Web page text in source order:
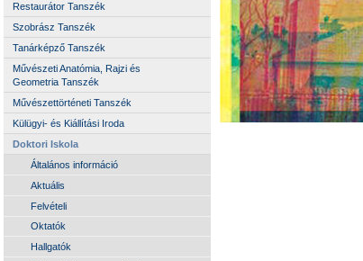
Restaurátor Tanszék
Szobrász Tanszék
Tanárképző Tanszék
Művészeti Anatómia, Rajzi és
Geometria Tanszék
Művészettörténeti Tanszék
Külügyi- és Kiállítási Iroda
Doktori Iskola
Általános információ
Aktuális
Felvételi
Oktatók
Hallgatók